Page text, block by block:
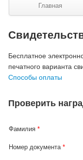
Главная
Бесплатное
печатного варианта
Способы оплаты
Проверить
Фамилия*
Номер документа*